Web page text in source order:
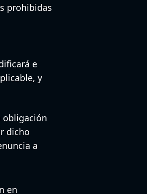
prohibidas
e
y
obligación
dicho
a
en